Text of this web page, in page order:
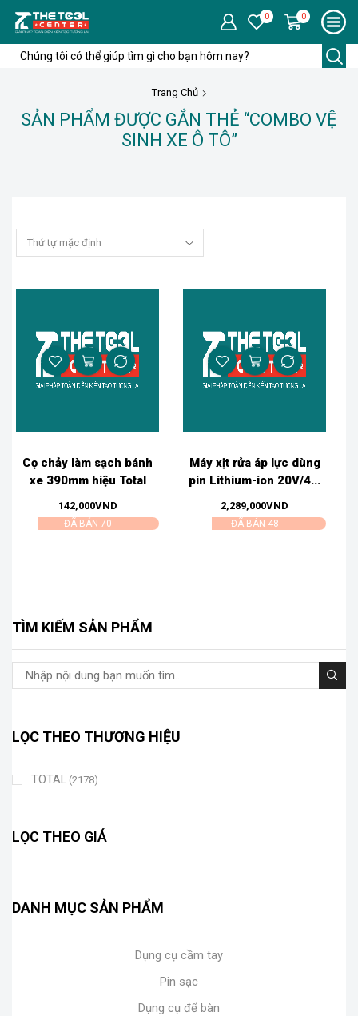
0 0
Trang Chủ
SẢN PHẨM ĐƯỢC GẮN THẺ “COMBO VỆ
SINH XE Ô TÔ”
Cọ chảy làm sạch bánh
xe 390mm hiệu Total
142,000VND
ĐÃ BÁN 70
Máy xịt rửa áp lực dùng
pin Lithium-ion 20V/4...
2,289,000VND
ĐÃ BÁN 48
TÌM KIẾM SẢN PHẨM
LỌC THEO THƯƠNG HIỆU
TOTAL (2178)
LỌC THEO GIÁ
DANH MỤC SẢN PHẨM
Dụng cụ cầm tay
Pin sạc
Dụng cụ để bàn